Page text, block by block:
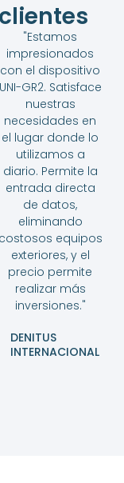
"Estamos
impresionados
con el dispositivo
UNI-GR2. Satisface
nuestras
necesidades en
el lugar donde lo
utilizamos a
diario. Permite la
entrada directa
de datos,
eliminando
costosos equipos
exteriores, y el
precio permite
realizar más
inversiones."
DENITUS
INTERNACIONAL